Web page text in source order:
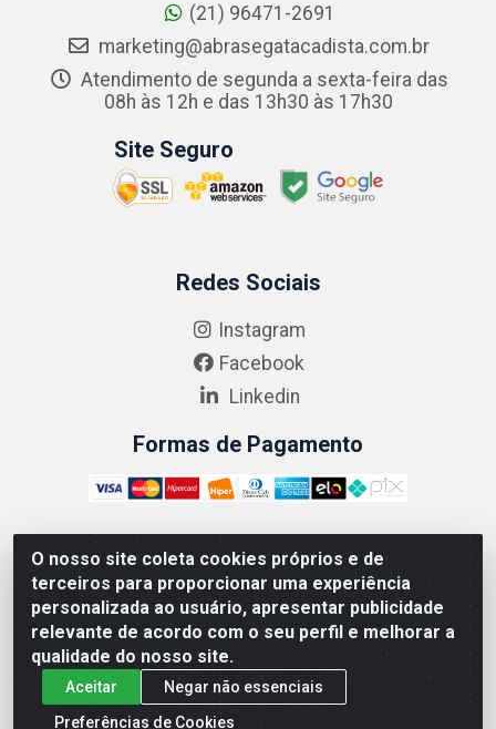
O nosso site coleta cookies próprios e de
terceiros para proporcionar uma experiência
personalizada ao usuário, apresentar publicidade
relevante de acordo com o seu perfil e melhorar a
qualidade do nosso site.
Aceitar
Negar não essenciais
Preferências de Cookies
(21) 96471-2691
marketing@abrasegatacadista.com.br
Atendimento de segunda a sexta-feira das
08h às 12h e das 13h30 às 17h30
Site Seguro
Redes Sociais
Instagram
Facebook
Linkedin
Formas de Pagamento
ABRASEG COMÉRCIO ATACADISTA LTDA - CNPJ:
10.894.768/0001-00 - Avenida Lobo Júnior, 1045 -
Penha Circular - Rio de Janeiro - RJ - CEP 21020-124